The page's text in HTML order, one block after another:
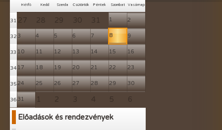
Hétfő Kedd Szerda Csütörtök Péntek Szombat Vasárnap
31 27 28 29 30 31 1 2
323 4 5 6 7 8 9
33 10 11 12 13 14 15 16
3417 18 19 20 21 22 23
3524 25 26 27 28 29 30
3631 1 2 3 4 5
6
Előadások és rendezvények